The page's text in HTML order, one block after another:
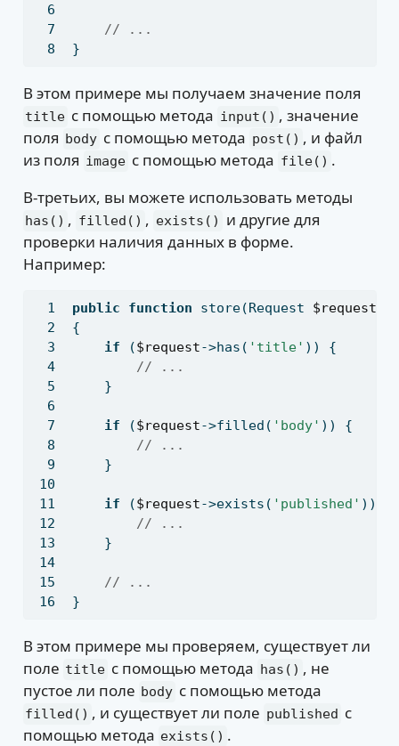
// ...
}
В этом примере мы получаем значение поля
title с помощью метода input() , значение
поля body с помощью метода post() , и файл
из поля image с помощью метода file() .
В-третьих, вы можете использовать методы
has() , filled() , exists()
и другие для
проверки наличия данных в форме.
Например:
public function store(Request $request
{
if ($request->has( 'title' )) {
// ...
    }
if ($request->filled( 'body' )) {
// ...
    }
if ($request->exists( 'published' )) {
// ...
    }
// ...
}
В этом примере мы проверяем, существует ли
поле title с помощью метода has() , не
пустое ли поле body с помощью метода
filled() , и существует ли поле published с
помощью метода exists() .